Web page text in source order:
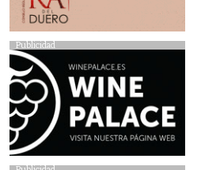
Publicidad